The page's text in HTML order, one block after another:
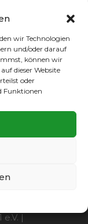
wir Technologien
und/oder darauf
können wir
dieser Website
oder
Funktionen
Artikel→
die G-
neuen
die
|